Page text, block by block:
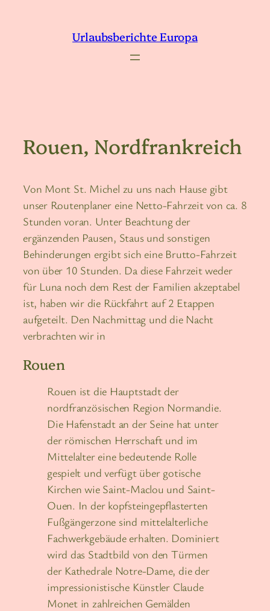
Urlaubsberichte Europa
Rouen, Nordfrankreich
Von Mont St. Michel zu uns nach Hause gibt
unser Routenplaner eine Netto-Fahrzeit von ca. 8
Stunden voran. Unter Beachtung der
ergänzenden Pausen, Staus und sonstigen
Behinderungen ergibt sich eine Brutto-Fahrzeit
von über 10 Stunden. Da diese Fahrzeit weder
für Luna noch dem Rest der Familien akzeptabel
ist, haben wir die Rückfahrt auf 2 Etappen
aufgeteilt. Den Nachmittag und die Nacht
verbrachten wir in
Rouen
Rouen ist die Hauptstadt der
nordfranzösischen Region Normandie.
Die Hafenstadt an der Seine hat unter
der römischen Herrschaft und im
Mittelalter eine bedeutende Rolle
gespielt und verfügt über gotische
Kirchen wie Saint-Maclou und Saint-
Ouen. In der kopfsteingepflasterten
Fußgängerzone sind mittelalterliche
Fachwerkgebäude erhalten. Dominiert
wird das Stadtbild von den Türmen
der Kathedrale Notre-Dame, die der
impressionistische Künstler Claude
Monet in zahlreichen Gemälden